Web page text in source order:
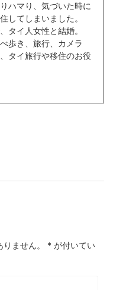
ハマり、気づいた時に
してしまいました。
タイ人女性と結婚。
歩き、旅行、カメラ
タイ旅行や移住のお役
ません。 * が付いてい